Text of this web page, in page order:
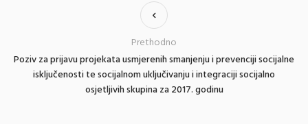
Poziv za prijavu projekata usmjerenih smanjenju i prevenciji socijalne
isključenosti te socijalnom uključivanju i integraciji socijalno
osjetljivih skupina za 2017. godinu
Prethodno